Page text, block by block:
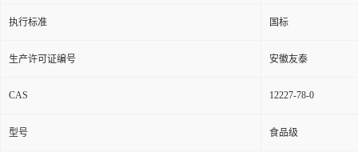
执行标准 国标
生产许可证编号 安徽友泰
CAS 12227-78-0
型号 食品级